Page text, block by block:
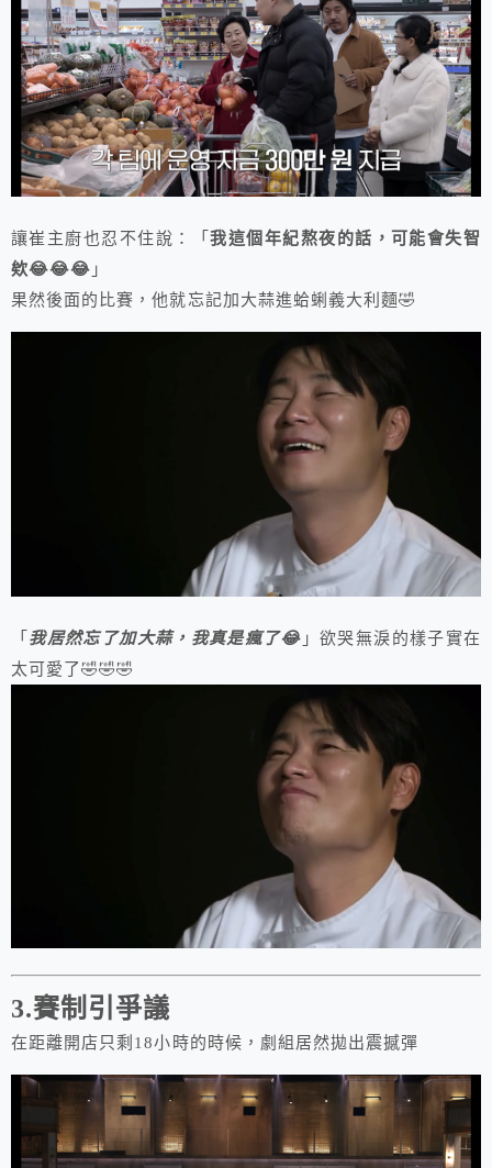
讓崔主廚也忍不住說：「我這個年紀熬夜的話，可能會失智
欸😂😂😂 」
果然後面的比賽，他就忘記加大蒜進蛤蜊義大利麵🤣
「 我居然忘了加大蒜，我真是瘋了😂 」欲哭無淚的樣子實在
太可愛了🤣🤣🤣
3.賽制引爭議
在距離開店只剩18小時的時候，劇組居然拋出震撼彈